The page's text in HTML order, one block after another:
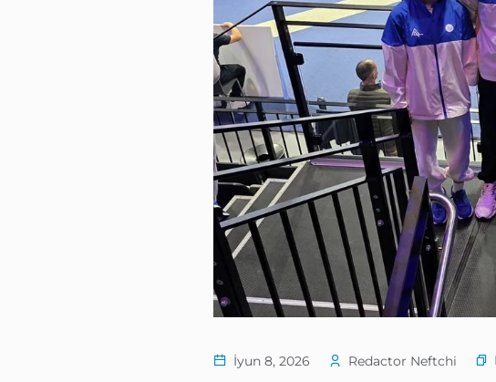
İyun 8, 2026 Redactor Neftchi